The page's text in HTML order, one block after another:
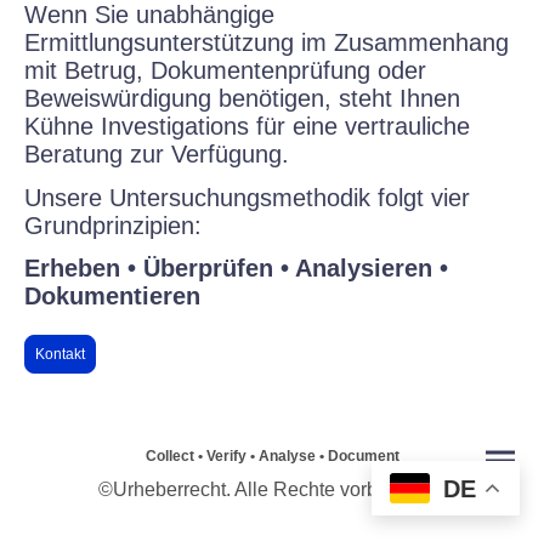
Wenn Sie unabhängige
Ermittlungsunterstützung im Zusammenhang
mit Betrug, Dokumentenprüfung oder
Beweiswürdigung benötigen, steht Ihnen
Kühne Investigations für eine vertrauliche
Beratung zur Verfügung.
Unsere Untersuchungsmethodik folgt vier
Grundprinzipien:
Erheben • Überprüfen • Analysieren •
Dokumentieren
Kontakt
Collect • Verify • Analyse • Document
©Urheberrecht. Alle Rechte vorbehalten. DE